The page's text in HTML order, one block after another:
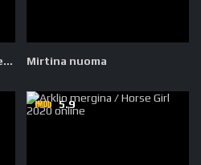
Arkliažmogis Bodžekas 3 sezonas Mirtina nuoma
5.9